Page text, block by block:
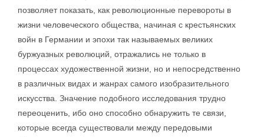
позволяет показать, как революционные перевороты в
жизни человеческого общества, начиная с крестьянских
войн в Германии и эпохи так называемых великих
буржуазных революций, отражались не только в
процессах художественной жизни, но и непосредственно
в различных видах и жанрах самого изобразительного
искусства. Значение подобного исследования трудно
переоценить, ибо оно способно обнаружить те связи,
которые всегда существовали между передовыми